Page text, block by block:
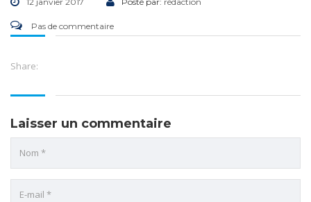
Pas de commentaire
Share:
Laisser un commentaire